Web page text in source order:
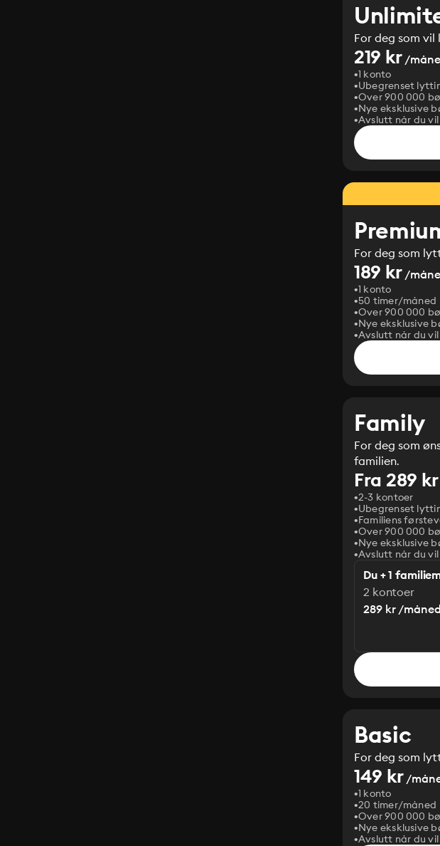
For deg som
219 kr/
1 konto
Ubegrenset
Over 900 000
Nye eksklusive
Avslutt når du vil
For deg som
189 kr/
1 konto
50 timer/måned
Over 900 000
Nye eksklusive
Avslutt når du vil
Family
For deg som
familien.
Fra 289 kr
2-3 kontoer
Ubegrenset
Familiens
Over 900 000
Nye eksklusive
Avslutt når du vil
Du + 1
2 kontoer
289 kr /måned
Basic
For deg som
149 kr/
1 konto
20 timer/måned
Over 900 000
Nye eksklusive
Avslutt når du vil